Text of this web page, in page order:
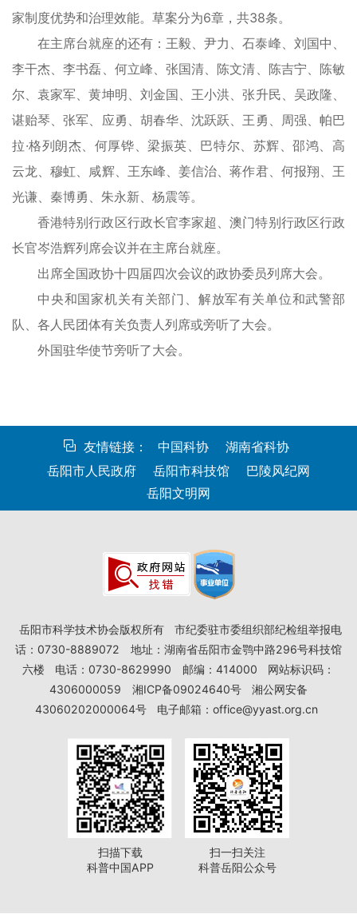
家制度优势和治理效能。草案分为6章，共38条。
在主席台就座的还有：王毅、尹力、石泰峰、刘国中、
李干杰、李书磊、何立峰、张国清、陈文清、陈吉宁、陈敏
尔、袁家军、黄坤明、刘金国、王小洪、张升民、吴政隆、
谌贻琴、张军、应勇、胡春华、沈跃跃、王勇、周强、帕巴
拉·格列朗杰、何厚铧、梁振英、巴特尔、苏辉、邵鸿、高
云龙、穆虹、咸辉、王东峰、姜信治、蒋作君、何报翔、王
光谦、秦博勇、朱永新、杨震等。
香港特别行政区行政长官李家超、澳门特别行政区行政
长官岑浩辉列席会议并在主席台就座。
出席全国政协十四届四次会议的政协委员列席大会。
中央和国家机关有关部门、解放军有关单位和武警部
队、各人民团体有关负责人列席或旁听了大会。
外国驻华使节旁听了大会。
友情链接： 中国科协
湖南省科协
岳阳市人民政府
岳阳市科技馆
巴陵风纪网
岳阳文明网
岳阳市科学技术协会版权所有
市纪委驻市委组织部纪检组举报电
话：0730-8889072
地址：湖南省岳阳市金鹗中路296号科技馆
六楼
电话：0730-8629990 邮编：414000
网站标识码：
4306000059
湘ICP备09024640号
湘公网安备
43060202000064号
电子邮箱：office@yyast.org.cn
扫描下载
科普中国APP
扫一扫关注
科普岳阳公众号